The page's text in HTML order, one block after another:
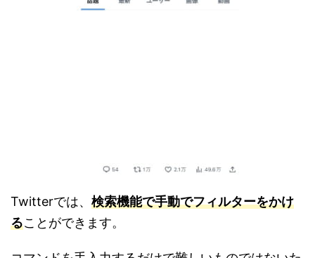
Twitterでは、 検索機能で手動でフィルターをかけ
ることができます。